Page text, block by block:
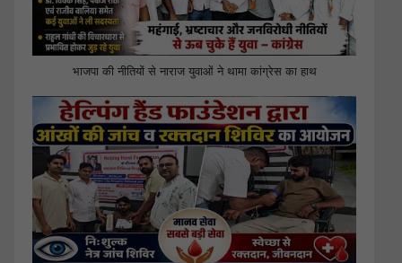
भाजपा की नीतियों से नाराज युवाओं ने थामा कांग्रेस का हाथ